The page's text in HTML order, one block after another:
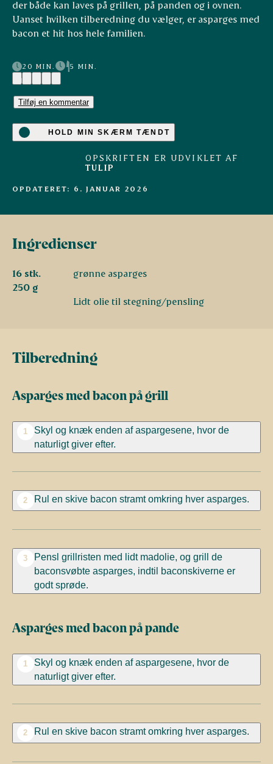
der både kan laves på grillen, på panden og i ovnen.
Uanset hvilken tilberedning du vælger, er asparges med
bacon et hit hos hele familien.
20 MIN.
5 MIN.
(13)
Tilføj en kommentar
HOLD MIN SKÆRM TÆNDT
OPSKRIFTEN ER UDVIKLET AF
TULIP
OPDATERET: 6. JANUAR 2026
Ingredienser
16 stk.
grønne asparges
250 g
Lidt olie til stegning/pensling
Tilberedning
Asparges med bacon på grill
1
Skyl og knæk enden af aspargesene, hvor de
naturligt giver efter.
2 Rul en skive bacon stramt omkring hver asparges.
3
Pensl grillristen med lidt madolie, og grill de
baconsvøbte asparges, indtil baconskiverne er
godt sprøde.
Asparges med bacon på pande
1
Skyl og knæk enden af aspargesene, hvor de
naturligt giver efter.
2 Rul en skive bacon stramt omkring hver asparges.